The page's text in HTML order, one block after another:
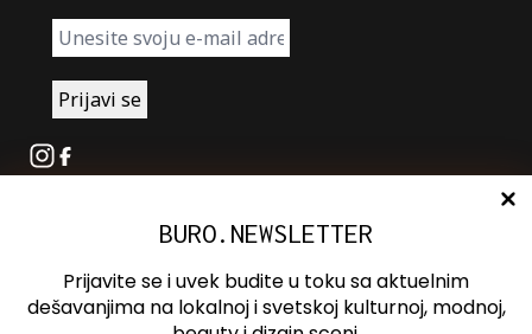
Instagram
Facebook
Oglašavanje
Kontakt
BURO.NEWSLETTER
Prijavite se i uvek budite u toku sa aktuelnim
dešavanjima na lokalnoj i svetskoj kulturnoj, modnoj,